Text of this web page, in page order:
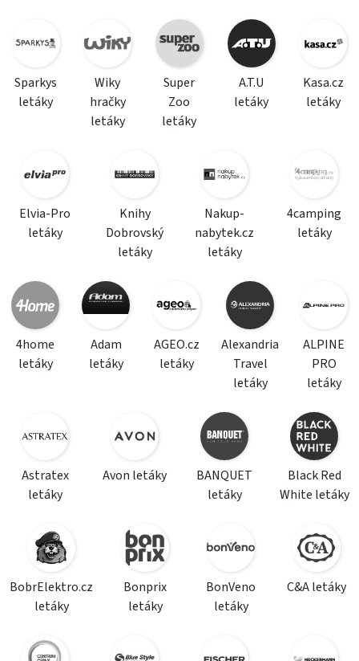
Sparkys
letáky
Wiky
hračky
letáky
Super
Zoo
letáky
A.T.U
letáky
Kasa.cz
letáky
Elvia-Pro
letáky
Knihy
Dobrovský
letáky
Nakup-
nabytek.cz
letáky
4camping
letáky
4home
letáky
Adam
letáky
AGEO.cz
letáky
Alexandria
Travel
letáky
ALPINE
PRO
letáky
Astratex
letáky
Avon letáky
BANQUET
letáky
Black Red
White letáky
BobrElektro.cz
letáky
Bonprix
letáky
BonVeno
letáky
C&A letáky